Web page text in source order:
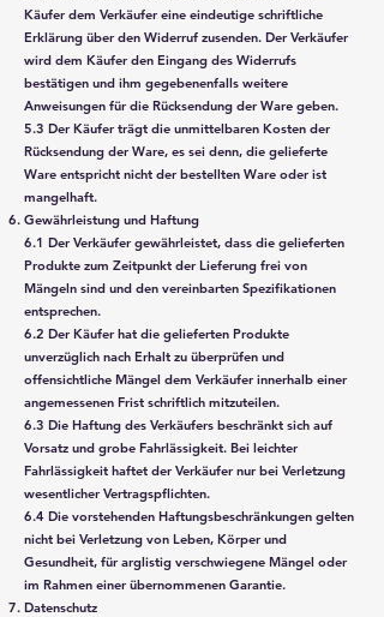
Käufer dem Verkäufer eine eindeutige schriftliche
Erklärung über den Widerruf zusenden. Der Verkäufer
wird dem Käufer den Eingang des Widerrufs
bestätigen und ihm gegebenenfalls weitere
Anweisungen für die Rücksendung der Ware geben.
5.3 Der Käufer trägt die unmittelbaren Kosten der
Rücksendung der Ware, es sei denn, die gelieferte
Ware entspricht nicht der bestellten Ware oder ist
mangelhaft.
Gewährleistung und Haftung
6.1 Der Verkäufer gewährleistet, dass die gelieferten
Produkte zum Zeitpunkt der Lieferung frei von
Mängeln sind und den vereinbarten Spezifikationen
entsprechen.
6.2 Der Käufer hat die gelieferten Produkte
unverzüglich nach Erhalt zu überprüfen und
offensichtliche Mängel dem Verkäufer innerhalb einer
angemessenen Frist schriftlich mitzuteilen.
6.3 Die Haftung des Verkäufers beschränkt sich auf
Vorsatz und grobe Fahrlässigkeit. Bei leichter
Fahrlässigkeit haftet der Verkäufer nur bei Verletzung
wesentlicher Vertragspflichten.
6.4 Die vorstehenden Haftungsbeschränkungen gelten
nicht bei Verletzung von Leben, Körper und
Gesundheit, für arglistig verschwiegene Mängel oder
im Rahmen einer übernommenen Garantie.
Datenschutz